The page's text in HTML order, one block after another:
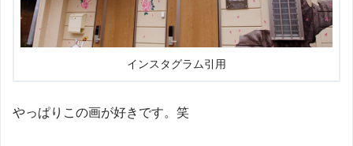
インスタグラム引用
やっぱりこの画が好きです。笑